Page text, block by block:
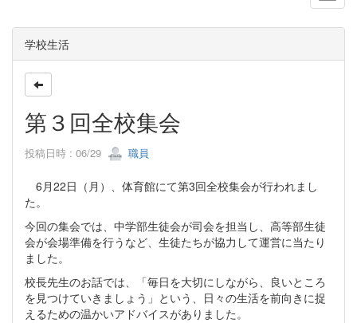
学校生活
第３回全校集会
投稿日時 : 06/29 職員
6月22日（月）、体育館にて第3回全校集会が行われまし
た。
今回の集会では、中学部生徒会が司会を担当し、高等部生徒
会が会場準備を行うなど、生徒たちが協力して運営に当たり
ました。
校長先生のお話では、「毎日を大切にしながら、良いところ
を見つけていきましょう」という、日々の生活を前向きに捉
えるための温かいアドバイスがありました。